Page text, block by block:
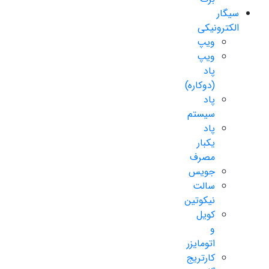
سیگار
الکترونیکی
ویپ
ویپ
پاد
(دوکاره)
پاد
سیستم
پاد
یکبار
مصرف
جویس
سالت
نیکوتین
کویل
و
اتومایزر
کارتریج